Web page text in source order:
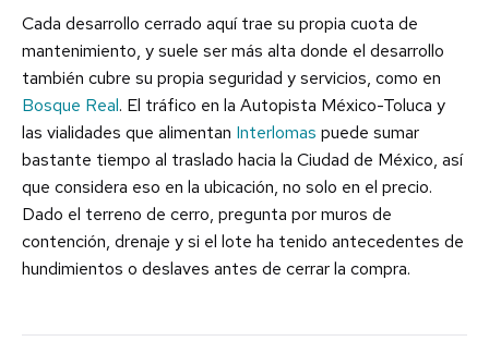
Cada desarrollo cerrado aquí trae su propia cuota de
mantenimiento, y suele ser más alta donde el desarrollo
también cubre su propia seguridad y servicios, como en
Bosque Real. El tráfico en la Autopista México-Toluca y
las vialidades que alimentan Interlomas puede sumar
bastante tiempo al traslado hacia la Ciudad de México, así
que considera eso en la ubicación, no solo en el precio.
Dado el terreno de cerro, pregunta por muros de
contención, drenaje y si el lote ha tenido antecedentes de
hundimientos o deslaves antes de cerrar la compra.